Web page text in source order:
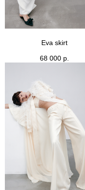
Eva skirt
68 000 р.